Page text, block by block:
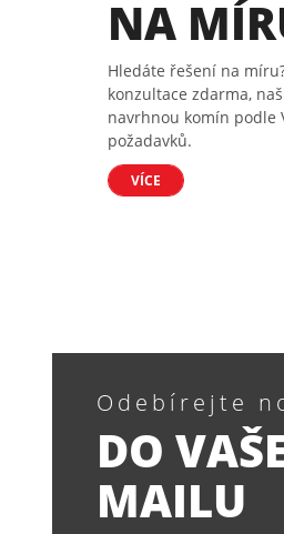
NA
Hledáte řešení na
konzultace zdarma,
navrhnou komín podle
požadavků.
VÍCE
Odebírejte
DO
MAILU